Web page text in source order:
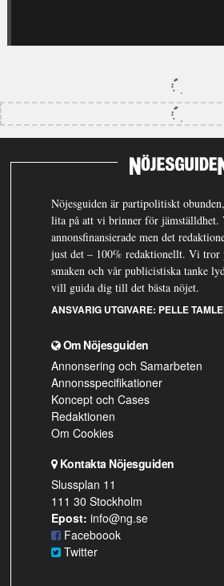
Nöjesguiden är partipolitiskt
lita på att vi brinner för jämställdhet.
annonsfinansierade men det
just det – 100% redaktionellt. Vi tror
smaken och vår publicistiska tanke
vill guida dig till det bästa nöjet.
ANSVARIG UTGIVARE: PELLE
Om Nöjesguiden
Annonsering och Samarbeten
Annonsspecifikationer
Koncept och Cases
Redaktionen
Om Cookies
Kontakta Nöjesguiden
Slussplan 11
111 30 Stockholm
Epost: info@ng.se
Faceboook
Twitter